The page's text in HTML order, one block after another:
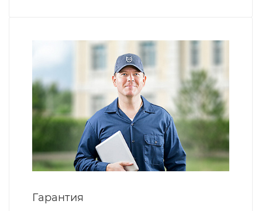
Гарантия